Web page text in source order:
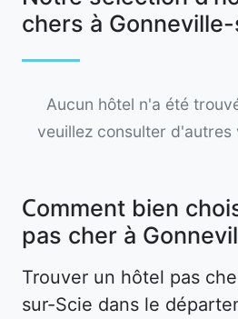
chers à
Aucun hôtel n'a été
veuillez consulter d'autres
Comment bien
pas cher à
Trouver un hôtel pas
sur-Scie dans le